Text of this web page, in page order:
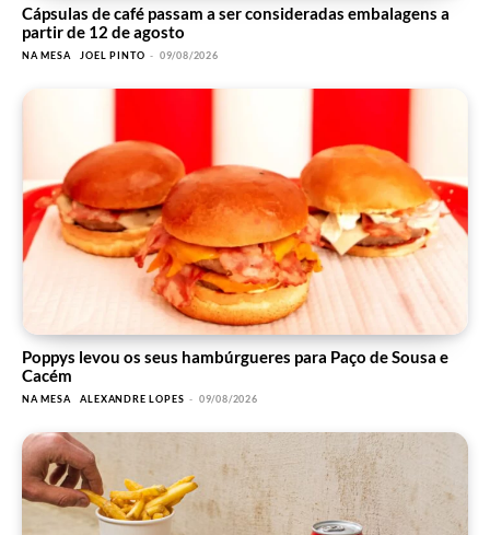
Cápsulas de café passam a ser consideradas embalagens a
partir de 12 de agosto
NA MESA JOEL PINTO - 09/08/2026
Poppys levou os seus hambúrgueres para Paço de Sousa e
Cacém
NA MESA ALEXANDRE LOPES - 09/08/2026